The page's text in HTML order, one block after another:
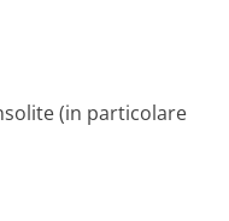
(in particolare